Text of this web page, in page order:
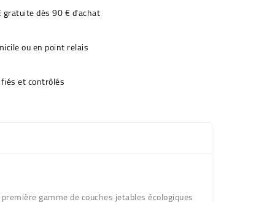
dès 90 € d'achat
ou en point relais
et contrôlés
gamme de couches jetables écologiques